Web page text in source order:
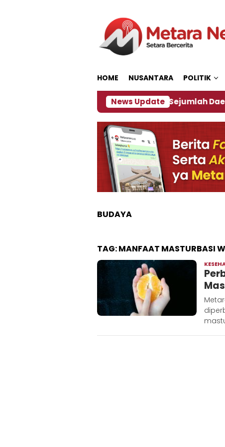
HOME NUSANTARA POLITIK
News Update
Dampak El Nino, Sejumlah Daerah di
BUDAYA
TAG:MANFAAT MASTURBASI